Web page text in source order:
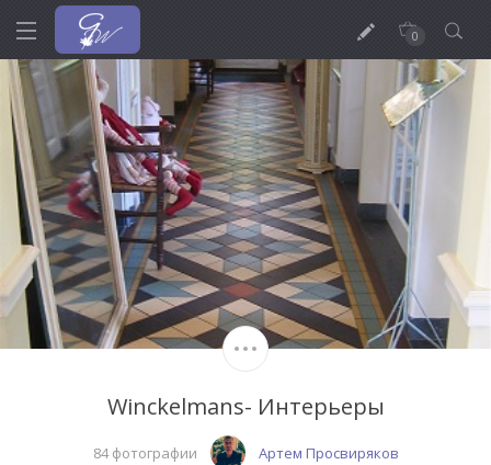
0
Winckelmans- Интерьеры
84 фотографии Артем Просвиряков